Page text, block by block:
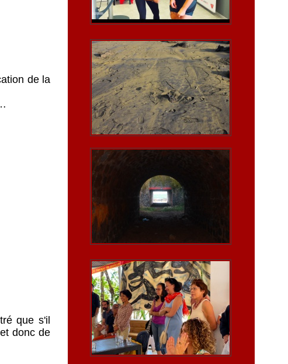
de la
que s'il
donc de